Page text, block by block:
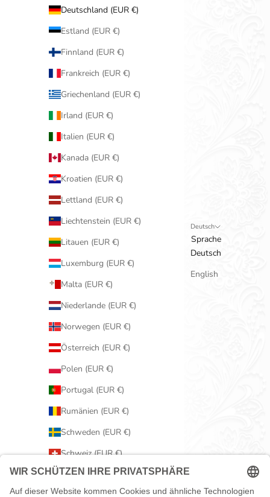
Deutschland (EUR €)
Estland (EUR €)
Finnland (EUR €)
Frankreich (EUR €)
Griechenland (EUR €)
Irland (EUR €)
Italien (EUR €)
Kanada (EUR €)
Kroatien (EUR €)
Lettland (EUR €)
Liechtenstein (EUR €)
Litauen (EUR €)
Luxemburg (EUR €)
Malta (EUR €)
Niederlande (EUR €)
Norwegen (EUR €)
Österreich (EUR €)
Polen (EUR €)
Portugal (EUR €)
Rumänien (EUR €)
Schweden (EUR €)
Schweiz (EUR €)
Serbien (EUR €)
Deutsch
Sprache
Deutsch
English